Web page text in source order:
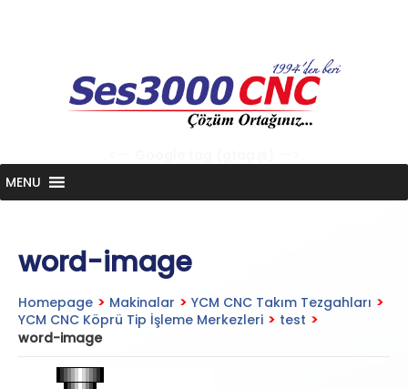
content
MENU
word-image
Homepage > Makinalar > YCM CNC Takım Tezgahları >
YCM CNC Köprü Tip İşleme Merkezleri > test >
word-image